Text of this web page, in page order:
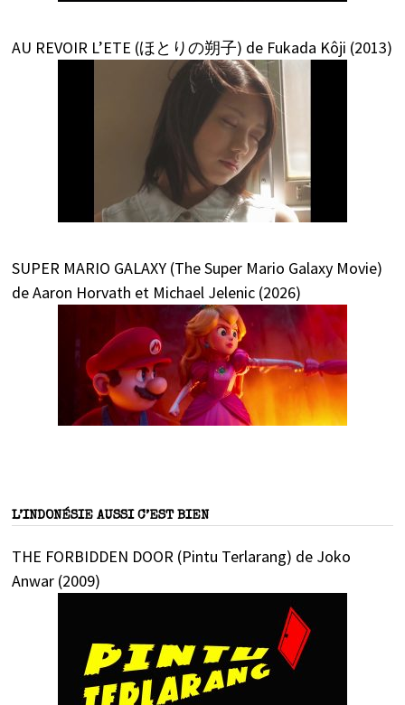
AU REVOIR L’ETE (ほとりの朔子) de Fukada Kôji (2013)
SUPER MARIO GALAXY (The Super Mario Galaxy Movie)
de Aaron Horvath et Michael Jelenic (2026)
L’INDONÉSIE AUSSI C’EST BIEN
THE FORBIDDEN DOOR (Pintu Terlarang) de Joko
Anwar (2009)